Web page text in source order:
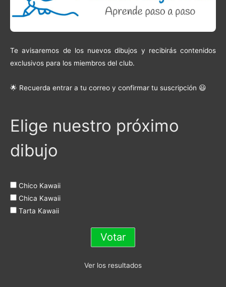
Te avisaremos de los nuevos dibujos y recibirás contenidos
exclusivos para los miembros del club.
🌟 Recuerda entrar a tu correo y confirmar tu suscripción 😃
Elige nuestro próximo
dibujo
Chico Kawaii
Chica Kawaii
Tarta Kawaii
Ver los resultados